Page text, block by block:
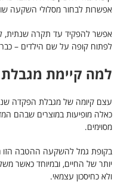
אפשרות לבחור מסלולי השקעה
אפשר להפקיד עד תקרה שנתית,
לפתוח קופה על שם הילדים – כבר
למה קיימת
עצם קיומה של מגבלת הפקדה
כאלה מופיעות במוצרים שבהם
מסוימים.
בקופת גמל להשקעה ההטבה הזו
יותר של החיים, ובמיוחד כאשר
ולא כחיסכון עצמאי.